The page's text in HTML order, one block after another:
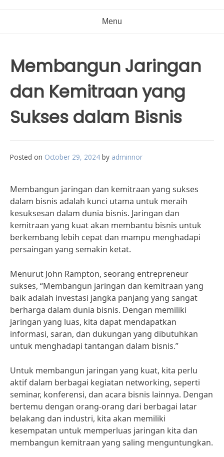
Menu
Membangun Jaringan
dan Kemitraan yang
Sukses dalam Bisnis
Posted on October 29, 2024 by adminnor
Membangun jaringan dan kemitraan yang sukses
dalam bisnis adalah kunci utama untuk meraih
kesuksesan dalam dunia bisnis. Jaringan dan
kemitraan yang kuat akan membantu bisnis untuk
berkembang lebih cepat dan mampu menghadapi
persaingan yang semakin ketat.
Menurut John Rampton, seorang entrepreneur
sukses, “Membangun jaringan dan kemitraan yang
baik adalah investasi jangka panjang yang sangat
berharga dalam dunia bisnis. Dengan memiliki
jaringan yang luas, kita dapat mendapatkan
informasi, saran, dan dukungan yang dibutuhkan
untuk menghadapi tantangan dalam bisnis.”
Untuk membangun jaringan yang kuat, kita perlu
aktif dalam berbagai kegiatan networking, seperti
seminar, konferensi, dan acara bisnis lainnya. Dengan
bertemu dengan orang-orang dari berbagai latar
belakang dan industri, kita akan memiliki
kesempatan untuk memperluas jaringan kita dan
membangun kemitraan yang saling menguntungkan.